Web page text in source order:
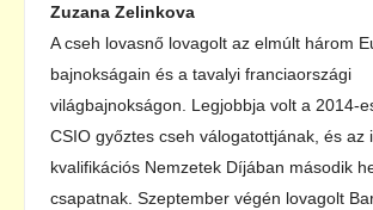
Zuzana Zelinkova
A cseh lovasnő lovagolt az elmúlt három
bajnokságain és a tavalyi franciaországi
világbajnokságon. Legjobbja volt a 2014-
CSIO győztes cseh válogatottjának, és az
kvalifikációs Nemzetek Díjában második
csapatnak. Szeptember végén lovagolt